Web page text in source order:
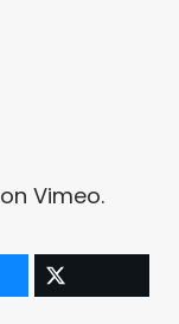
on Vimeo.